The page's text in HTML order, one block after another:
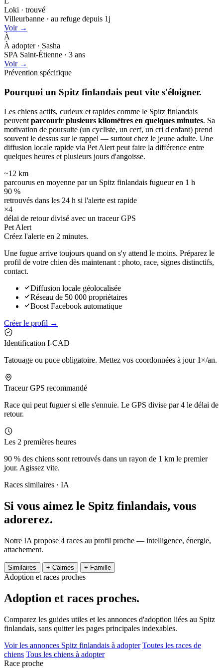
Loki · trouvé
Villeurbanne · au refuge depuis 1j
Voir →
À
À adopter · Sasha
SPA Saint-Étienne · 3 ans
Voir →
Prévention spécifique
Pourquoi un Spitz finlandais peut vite s'éloigner.
Les chiens actifs, curieux et rapides comme le Spitz finlandais
peuvent parcourir plusieurs kilomètres en quelques minutes. Sa
motivation de poursuite (un cycliste, un cerf, un cri d'enfant) prend
souvent le dessus sur le rappel — surtout chez le jeune adulte. Une
diffusion locale rapide via Pet Alert peut faire la différence entre
quelques heures et plusieurs jours d'angoisse.
~12 km
parcourus en moyenne par un Spitz finlandais fugueur en 1 h
90 %
retrouvés dans les 24 h si l'alerte est rapide
×4
délai de retour divisé avec un traceur GPS
Pet Alert
Créez l'alerte en 2 minutes.
Une fugue arrive toujours quand on s'y attend le moins. Préparez le
profil de votre chien dès maintenant : photo, race, signes distinctifs,
contact.
Diffusion locale géolocalisée
Réseau de 50 000 propriétaires
Boost Facebook automatique
Créer le profil →
Identification I-CAD
Tatouage ou puce obligatoire. Mettez vos coordonnées à jour 1×/an.
Traceur GPS recommandé
Race qui peut fuguer si elle s'ennuie. Le GPS divise par 4 le délai de
retour.
Les 2 premières heures
90 % des chiens sont retrouvés dans un rayon de 1 km le premier
jour. Agissez vite.
Races similaires · IA
Si vous aimez le Spitz finlandais, vous
adorerez.
Notre IA propose 4 races au profil proche — intelligence, énergie,
attachement.
Similaires + Calmes + Famille
Adoption et races proches
Adoption et races proches.
Comparez les guides utiles et les annonces d'adoption liées au Spitz
finlandais, sans quitter les pages principales indexables.
Voir les annonces Spitz finlandais à adopter Toutes les races de
chiens Tous les chiens à adopter
Race proche